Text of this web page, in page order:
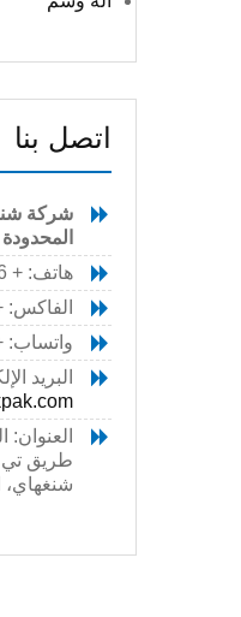
اتصل بنا
شركة
المحدودة
هاتف: + 86-21-34710825
الفاكس: + 86-21-
واتساب: +86-
البريد
طريق تي
شنغهاي،